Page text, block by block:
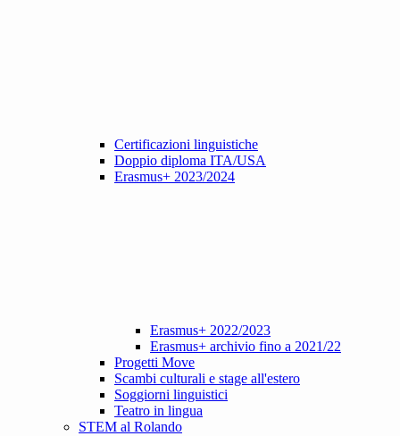
Certificazioni linguistiche
Doppio diploma ITA/USA
Erasmus+ 2023/2024
Erasmus+ 2022/2023
Erasmus+ archivio fino a 2021/22
Progetti Move
Scambi culturali e stage all'estero
Soggiorni linguistici
Teatro in lingua
STEM al Rolando